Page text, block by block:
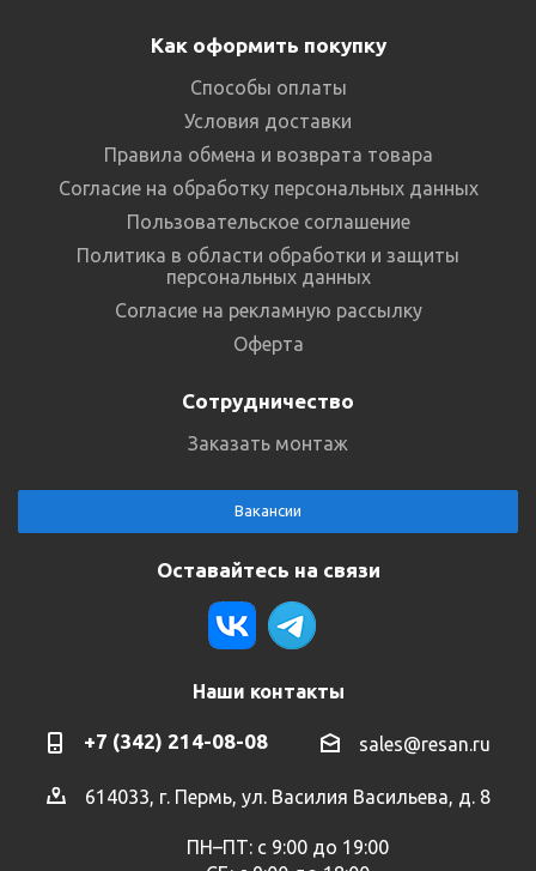
Как оформить покупку
Способы оплаты
Условия доставки
Правила обмена и возврата товара
Согласие на обработку персональных данных
Пользовательское соглашение
Политика в области обработки и защиты
персональных данных
Согласие на рекламную рассылку
Оферта
Сотрудничество
Заказать монтаж
Вакансии
Оставайтесь на связи
Наши контакты
+7 (342) 214-08-08 sales@resan.ru
614033, г. Пермь, ул. Василия Васильева, д. 8
ПН–ПТ: с 9:00 до 19:00